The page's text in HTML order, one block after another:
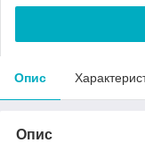
Опис
Опис